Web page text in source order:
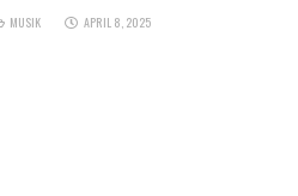
MUSIK APRIL 8, 2025